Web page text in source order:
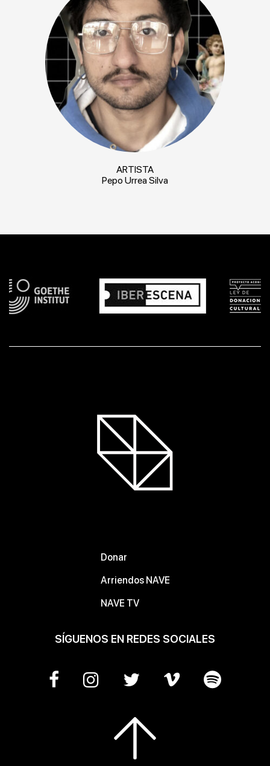
ARTISTA
Pepo Urrea Silva
Donar
Arriendos NAVE
NAVE TV
SÍGUENOS EN REDES SOCIALES